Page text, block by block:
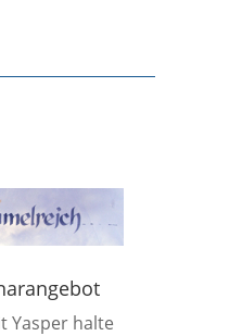
Yasper halte